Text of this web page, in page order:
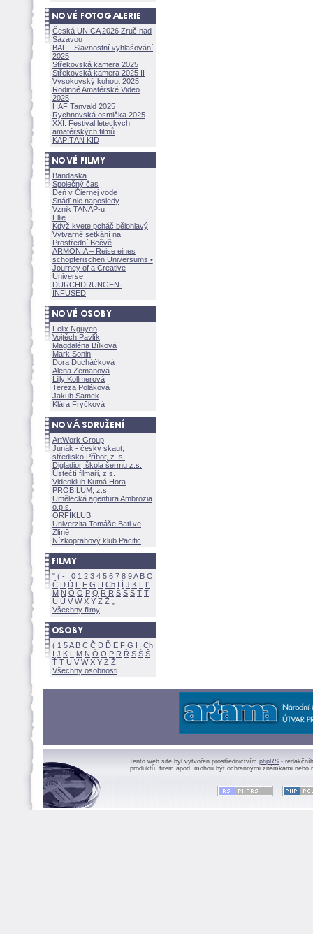
Česká UNICA 2026 Zruč nad
Sázavou
BAF - Slavnostní vyhlašování
2025
Střekovská kamera 2025
Střekovská kamera 2025 II
Vysokovský kohout 2025
Rodinné Amatérské Video
2025
HAF Tanvald 2025
Rychnovská osmička 2025
XXI. Festival leteckých
amatérských filmů
KAPITÁN KID
Bandaska
Společný čas
Deň v Čiernej vode
Snáď nie naposledy
Vznik TANAP-u
Ellie
Když kvete pcháč bělohlavý
Výtvarné setkání na
Prostřední Bečvě
ARMONÍA – Reise eines
schöpferischen Universums •
Journey of a Creative
Universe
DURCHDRUNGEN·
INFUSED
Felix Nguyen
Vojtěch Pavlík
Magdaléna Bílkov
Mark Sonin
Dora Ducháčkov
Alena Zemanov
Lilly Kollmerov
Tereza Polákov
Jakub Samek
Klára Fryčkov
ArtWork Group
Junák - český skaut,
středisko Příbor, z. s.
Digladior, škola šermu z.s.
Ústečtí filmaři, z.s.
Videoklub Kutná Hora
PROBILUM, z.s.
Umělecká agentura Ambrozia
o.p.s.
ORFIKLUB
Univerzita Tomáše Bati ve
Zlíně
Nízkoprahový klub Pacific
" ( - 0 1 2 3 4 5 6 7 8 9A B C
Č D Ď E F G H Ch I Í J K L
Ľ
M N O Ó P Q R Ř S Ś T Ť
U Ú V W X Y Z
Všechny filmy
( 1 5A B C Č D Ď E F G H Ch
I J K L M N Ó O P R Ř S Ś
Ť T U V W X Y Z
Všechny osobnosti
Tento web site byl vytvořen prostřednictvím phpRS -
produktů, firem apod. mohou být ochrannými známkami